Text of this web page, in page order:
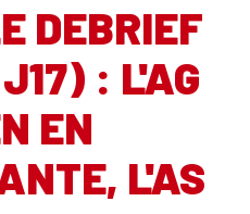
DEBRIEF
: L'AG
EN
L'AS